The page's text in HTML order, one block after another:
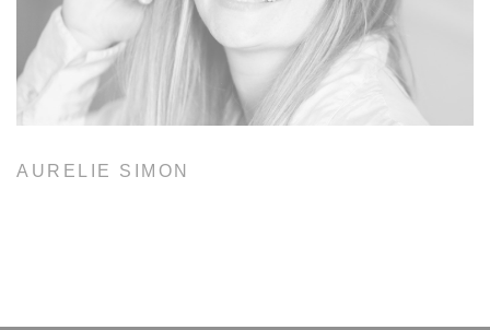
AURELIE SIMON